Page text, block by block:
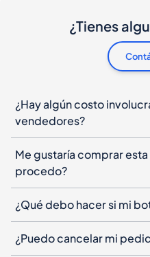
¿Tienes
¿Hay algún costo
vendedores?
Me gustaría comprar
procedo?
¿Qué debo hacer si mi
¿Puedo cancelar mi